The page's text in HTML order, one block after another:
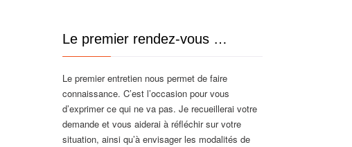
Le premier rendez-vous …
Le premier entretien nous permet de faire
connaissance. C’est l’occasion pour vous
d’exprimer ce qui ne va pas. Je recueillerai votre
demande et vous aiderai à réfléchir sur votre
situation, ainsi qu’à envisager les modalités de